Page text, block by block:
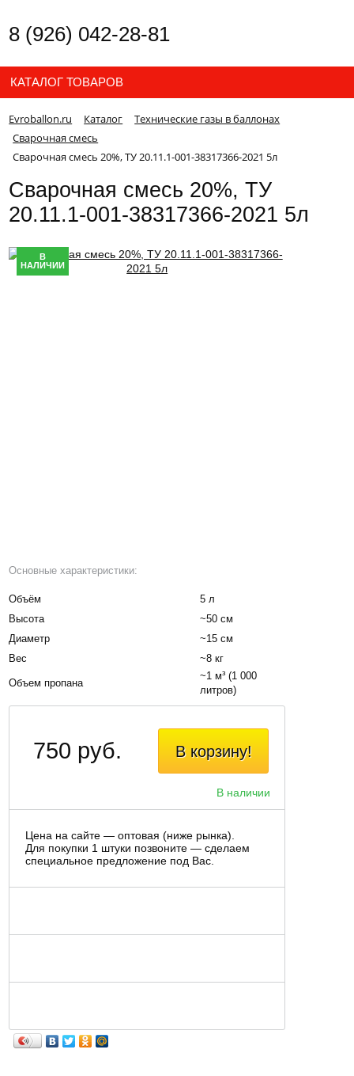
8 (926) 042-28-81
КАТАЛОГ ТОВАРОВ
Evroballon.ru Каталог
Технические газы в баллонах
Сварочная смесь
Сварочная смесь 20%, ТУ 20.11.1-001-38317366-2021 5л
Сварочная смесь 20%, ТУ
20.11.1-001-38317366-2021 5л
В
НАЛИЧИИ
Основные характеристики:
Объём
5 л
Высота
~50 см
Диаметр
~15 см
Вес
~8 кг
Объем пропана
~1 м³ (1 000
литров)
В корзину!
В наличии
750 руб.
Цена на сайте — оптовая (ниже рынка).
Для покупки 1 штуки позвоните — сделаем
специальное предложение под Вас.